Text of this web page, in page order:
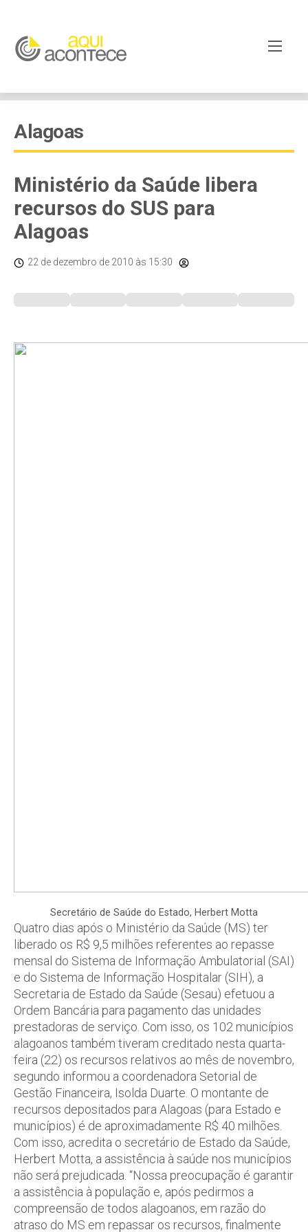
Alagoas
Ministério da Saúde libera
recursos do SUS para
Alagoas
22 de dezembro de 2010 às 15:30
Secretário de Saúde do Estado, Herbert Motta
Quatro dias após o Ministério da Saúde (MS) ter
liberado os R$ 9,5 milhões referentes ao repasse
mensal do Sistema de Informação Ambulatorial (SAI)
e do Sistema de Informação Hospitalar (SIH), a
Secretaria de Estado da Saúde (Sesau) efetuou a
Ordem Bancária para pagamento das unidades
prestadoras de serviço. Com isso, os 102 municípios
alagoanos também tiveram creditado nesta quarta-
feira (22) os recursos relativos ao mês de novembro,
segundo informou a coordenadora Setorial de
Gestão Financeira, Isolda Duarte. O montante de
recursos depositados para Alagoas (para Estado e
municípios) é de aproximadamente R$ 40 milhões.
Com isso, acredita o secretário de Estado da Saúde,
Herbert Motta, a assistência à saúde nos municípios
não será prejudicada. “Nossa preocupação é garantir
a assistência à população e, após pedirmos a
compreensão de todos alagoanos, em razão do
atraso do MS em repassar os recursos, finalmente